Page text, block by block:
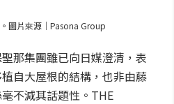
圖片來源｜Pasona Group
那集團雖已向日媒澄清，表
自大屋根的結構，也非由藤
不減其話題性。THE